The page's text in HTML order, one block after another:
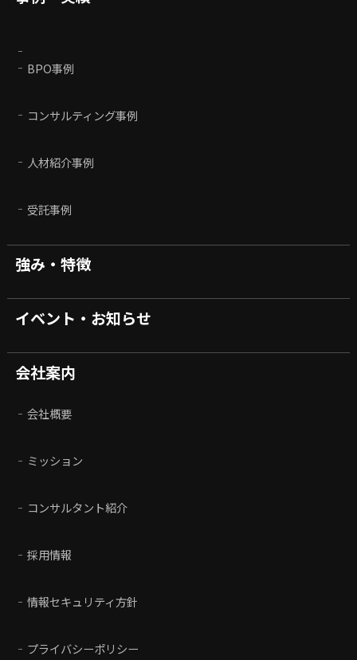
BPO事例
コンサルティング事例
人材紹介事例
受託事例
強み・特徴
イベント・お知らせ
会社案内
会社概要
ミッション
コンサルタント紹介
採用情報
情報セキュリティ方針
プライバシーポリシー